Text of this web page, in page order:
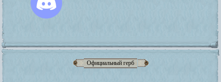
Официальный герб